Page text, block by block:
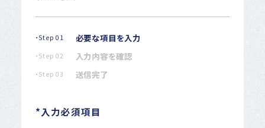
・Step 01 必要な項目を入力
・Step 02 入力内容を確認
・Step 03 送信完了
*入力必須項目